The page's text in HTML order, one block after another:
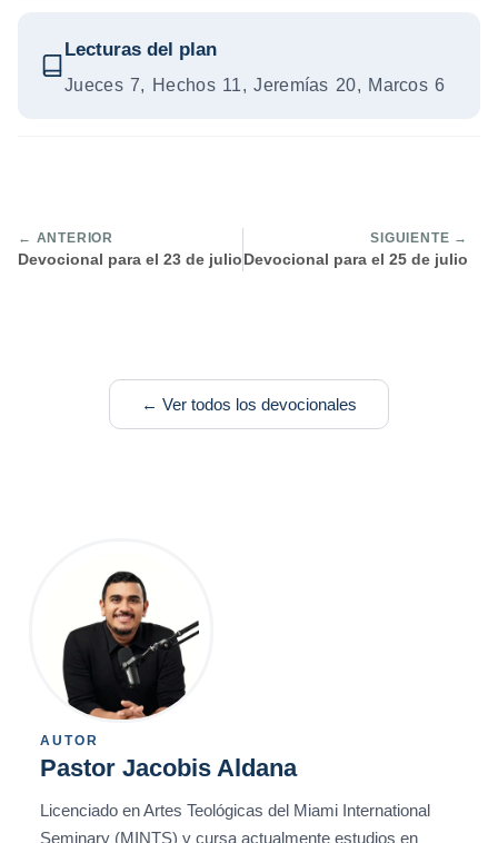
Lecturas del plan
Jueces 7, Hechos 11, Jeremías 20, Marcos 6
← ANTERIOR
Devocional para el 23 de julio
SIGUIENTE →
Devocional para el 25 de julio
← Ver todos los devocionales
AUTOR
Pastor Jacobis Aldana
Licenciado en Artes Teológicas del Miami International
Seminary (MINTS) y cursa actualmente estudios en